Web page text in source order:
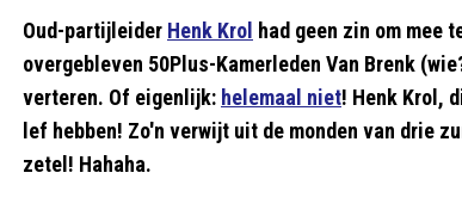
Oud-partijleider Henk Krol had geen zin om mee
overgebleven 50Plus-Kamerleden Van Brenk
verteren. Of eigenlijk: helemaal niet! Henk Krol,
lef hebben! Zo'n verwijt uit de monden van drie
zetel! Hahaha.